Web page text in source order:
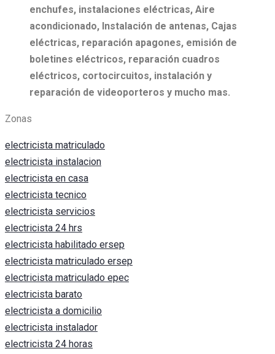
enchufes, instalaciones eléctricas, Aire
acondicionado, Instalación de antenas, Cajas
eléctricas, reparación apagones, emisión de
boletines eléctricos, reparación cuadros
eléctricos, cortocircuitos, instalación y
reparación de videoporteros y mucho mas.
Zonas
electricista matriculado
electricista instalacion
electricista en casa
electricista tecnico
electricista servicios
electricista 24 hrs
electricista habilitado ersep
electricista matriculado ersep
electricista matriculado epec
electricista barato
electricista a domicilio
electricista instalador
electricista 24 horas